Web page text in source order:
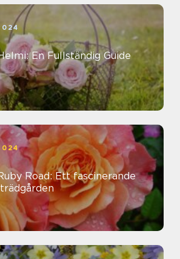
En Fullständig Guide
Road: Ett fascinerande